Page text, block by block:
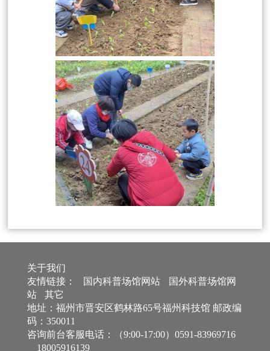
关于我们
友情链接：
国内科普场馆网站
国外科普场馆网
站
其它
地址：福州市晋安区鹤林路65号福州科技馆 邮政编
码：350011
咨询前台客服电话：（9:00-17:00）0591-83969716
18005916139